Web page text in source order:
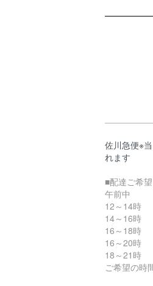
佐川急便※
れます
■配達ご希
午前中
12～14時
14～16時
16～18時
16～20時
18～21時
ご希望の時